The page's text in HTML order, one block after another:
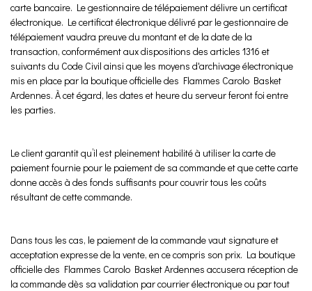
carte bancaire. Le gestionnaire de télépaiement délivre un certificat
électronique. Le certificat électronique délivré par le gestionnaire de
télépaiement vaudra preuve du montant et de la date de la
transaction, conformément aux dispositions des articles 1316 et
suivants du Code Civil ainsi que les moyens d'archivage électronique
mis en place par la boutique officielle des Flammes Carolo Basket
Ardennes. À cet égard, les dates et heure du serveur feront foi entre
les parties.
Le client garantit qu’il est pleinement habilité à utiliser la carte de
paiement fournie pour le paiement de sa commande et que cette carte
donne accès à des fonds suffisants pour couvrir tous les coûts
résultant de cette commande.
Dans tous les cas, le paiement de la commande vaut signature et
acceptation expresse de la vente, en ce compris son prix. La boutique
officielle des Flammes Carolo Basket Ardennes accusera réception de
la commande dès sa validation par courrier électronique ou par tout